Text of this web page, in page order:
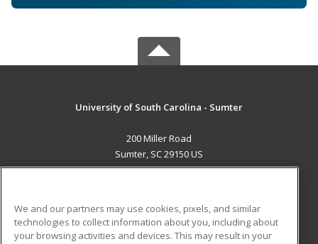
University of South Carolina - Sumter
200 Miller Road
Sumter, SC 29150 US
ADDITIONAL RESOURCES
We and our partners may use cookies, pixels, and similar
technologies to collect information about you, including about
your browsing activities and devices. This may result in your